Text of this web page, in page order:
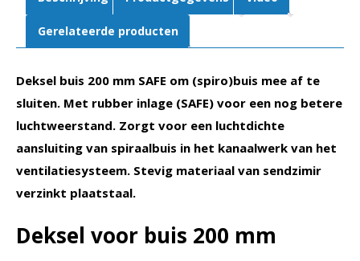
Gerelateerde producten
Deksel buis 200 mm SAFE om (spiro)buis mee af te
sluiten. Met rubber inlage (SAFE) voor een nog betere
luchtweerstand. Zorgt voor een luchtdichte
aansluiting van spiraalbuis in het kanaalwerk van het
ventilatiesysteem. Stevig materiaal van sendzimir
verzinkt plaatstaal.
Deksel voor buis 200 mm